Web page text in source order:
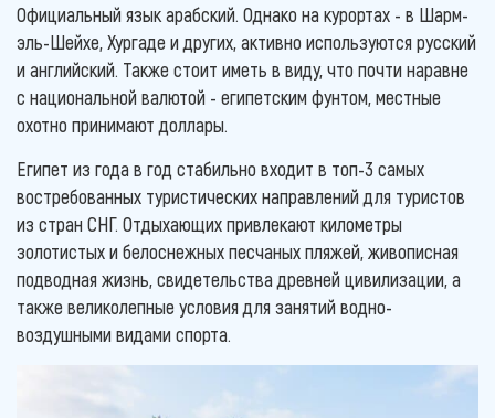
Официальный язык арабский. Однако на курортах - в Шарм-
эль-Шейхе, Хургаде и других, активно используются русский
и английский. Также стоит иметь в виду, что почти наравне
с национальной валютой - египетским фунтом, местные
охотно принимают доллары.
Египет из года в год стабильно входит в топ-3 самых
востребованных туристических направлений для туристов
из стран СНГ. Отдыхающих привлекают километры
золотистых и белоснежных песчаных пляжей, живописная
подводная жизнь, свидетельства древней цивилизации, а
также великолепные условия для занятий водно-
воздушными видами спорта.